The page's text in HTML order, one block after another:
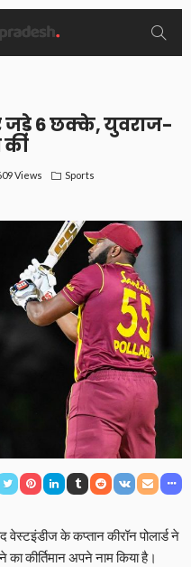
जड़े 6 छक्के, युवराज-
की
Views Sports
वेस्टइंडीज के कप्तान कीरॉन पोलार्ड ने
कीर्तिमान अपने नाम किया है।